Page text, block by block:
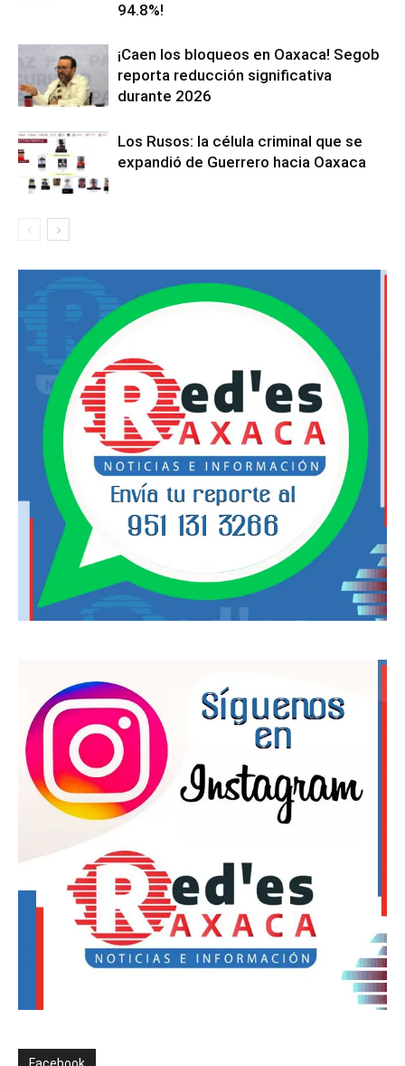
94.8%!
¡Caen los bloqueos en Oaxaca! Segob
reporta reducción significativa
durante 2026
Los Rusos: la célula criminal que se
expandió de Guerrero hacia Oaxaca